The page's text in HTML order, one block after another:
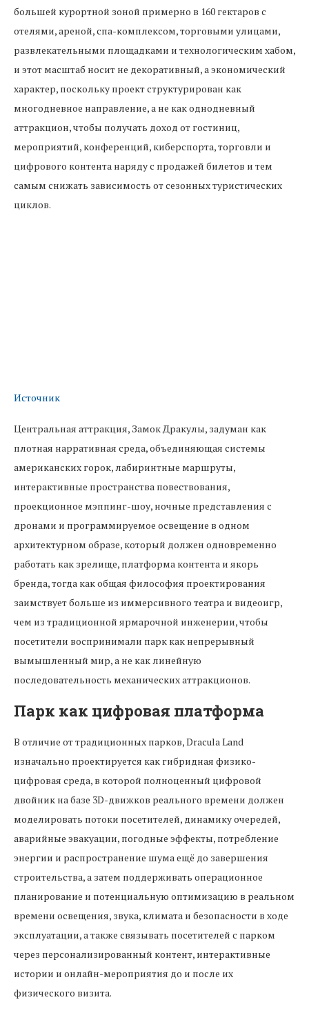
большей курортной зоной примерно в 160 гектаров с
отелями, ареной, спа-комплексом, торговыми улицами,
развлекательными площадками и технологическим хабом,
и этот масштаб носит не декоративный, а экономический
характер, поскольку проект структурирован как
многодневное направление, а не как однодневный
аттракцион, чтобы получать доход от гостиниц,
мероприятий, конференций, киберспорта, торговли и
цифрового контента наряду с продажей билетов и тем
самым снижать зависимость от сезонных туристических
циклов.
Источник
Центральная аттракция, Замок Дракулы, задуман как
плотная нарративная среда, объединяющая системы
американских горок, лабиринтные маршруты,
интерактивные пространства повествования,
проекционное мэппинг-шоу, ночные представления с
дронами и программируемое освещение в одном
архитектурном образе, который должен одновременно
работать как зрелище, платформа контента и якорь
бренда, тогда как общая философия проектирования
заимствует больше из иммерсивного театра и видеоигр,
чем из традиционной ярмарочной инженерии, чтобы
посетители воспринимали парк как непрерывный
вымышленный мир, а не как линейную
последовательность механических аттракционов.
Парк как цифровая платформа
В отличие от традиционных парков, Dracula Land
изначально проектируется как гибридная физико-
цифровая среда, в которой полноценный цифровой
двойник на базе 3D-движков реального времени должен
моделировать потоки посетителей, динамику очередей,
аварийные эвакуации, погодные эффекты, потребление
энергии и распространение шума ещё до завершения
строительства, а затем поддерживать операционное
планирование и потенциальную оптимизацию в реальном
времени освещения, звука, климата и безопасности в ходе
эксплуатации, а также связывать посетителей с парком
через персонализированный контент, интерактивные
истории и онлайн-мероприятия до и после их
физического визита.